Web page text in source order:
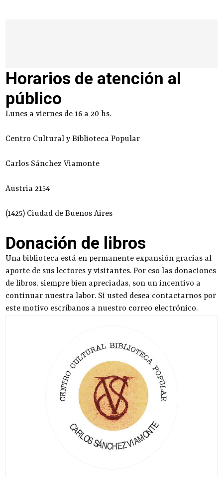
Horarios de atención al
público
Lunes a viernes de 16 a 20 hs.
Centro Cultural y Biblioteca Popular
Carlos Sánchez Viamonte
Austria 2154
(1425) Ciudad de Buenos Aires
Donación de libros
Una biblioteca está en permanente expansión gracias al
aporte de sus lectores y visitantes. Por eso las donaciones
de libros, siempre bien apreciadas, son un incentivo a
continuar nuestra labor. Si usted desea contactarnos por
este motivo escríbanos a nuestro correo electrónico.